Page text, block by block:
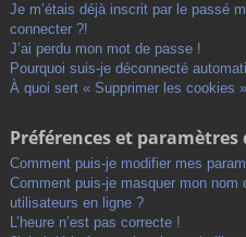
Je m’étais déjà inscrit par le passé
connecter ?!
J’ai perdu mon mot de passe !
Pourquoi suis-je déconnecté
À quoi sert « Supprimer les cookies
Préférences et
Comment puis-je modifier mes
Comment puis-je masquer mon nom
utilisateurs en ligne ?
L’heure n’est pas correcte !